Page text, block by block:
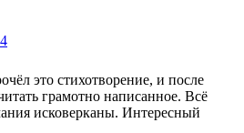
это стихотворение, и после
грамотно написанное. Всё
исковерканы. Интересный